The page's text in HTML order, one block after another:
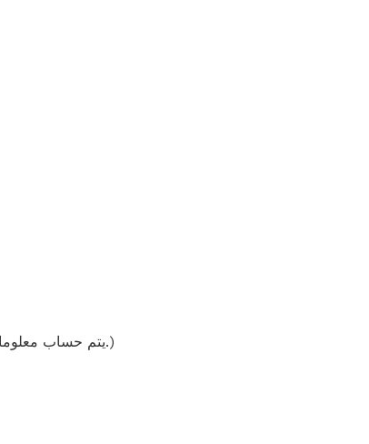
(يتم حساب معلومات التغذية على وصفاتنا باستخدام قاعدة بيانات المكونات ويجب اعتبارها تقديرية. قد تختلف النتائج الفردية.)